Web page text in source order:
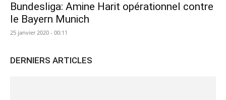
Bundesliga: Amine Harit opérationnel contre
le Bayern Munich
25 janvier 2020 - 00:11
DERNIERS ARTICLES